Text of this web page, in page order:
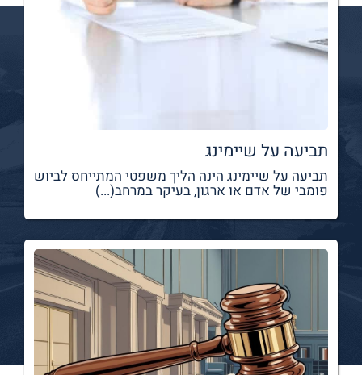
תביעה על שיימינג
תביעה על שיימינג הינה הליך משפטי המתייחס לביוש
פומבי של אדם או ארגון, בעיקר במרחב(...)